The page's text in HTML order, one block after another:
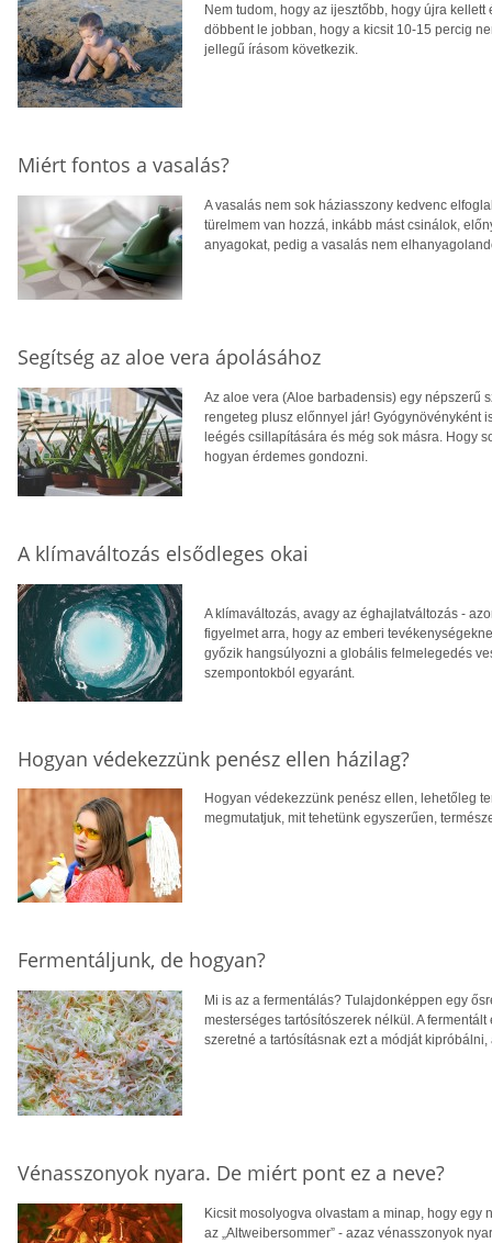
Nem tudom, hogy az ijesztőbb, hogy újra
döbbent le jobban, hogy a kicsit 10-15 percig
jellegű írásom következik.
Miért fontos a vasalás?
A vasalás nem sok háziasszony kedvenc
türelmem van hozzá, inkább mást csinálok,
anyagokat, pedig a vasalás nem
Segítség az aloe vera ápolásához
Az aloe vera (Aloe barbadensis) egy népszerű
rengeteg plusz előnnyel jár! Gyógynövényként
leégés csillapítására és még sok másra. Hogy
hogyan érdemes gondozni.
A klímaváltozás elsődleges okai
A klímaváltozás, avagy az éghajlatváltozás -
figyelmet arra, hogy az emberi
győzik hangsúlyozni a globális felmelegedés
szempontokból egyaránt.
Hogyan védekezzünk penész ellen házilag?
Hogyan védekezzünk penész ellen, lehetőleg
megmutatjuk, mit tehetünk egyszerűen,
Fermentáljunk, de hogyan?
Mi is az a fermentálás? Tulajdonképpen egy
mesterséges tartósítószerek nélkül. A
szeretné a tartósításnak ezt a módját
Vénasszonyok nyara. De miért pont ez a neve?
Kicsit mosolyogva olvastam a minap, hogy
az „Altweibersommer” - azaz vénasszonyok